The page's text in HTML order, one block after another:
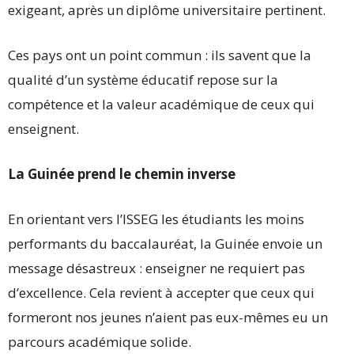
exigeant, après un diplôme universitaire pertinent.
Ces pays ont un point commun : ils savent que la
qualité d’un système éducatif repose sur la
compétence et la valeur académique de ceux qui
enseignent.
La Guinée prend le chemin inverse
En orientant vers l’ISSEG les étudiants les moins
performants du baccalauréat, la Guinée envoie un
message désastreux : enseigner ne requiert pas
d’excellence. Cela revient à accepter que ceux qui
formeront nos jeunes n’aient pas eux-mêmes eu un
parcours académique solide.